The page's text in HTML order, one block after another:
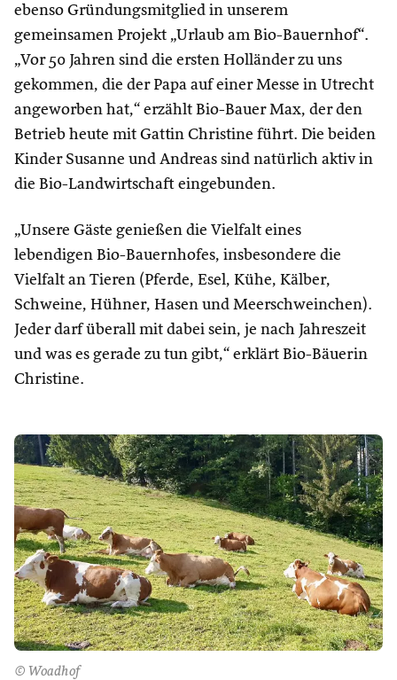
ebenso Gründungsmitglied in unserem
gemeinsamen Projekt „Urlaub am Bio-Bauernhof“.
„Vor 50 Jahren sind die ersten Holländer zu uns
gekommen, die der Papa auf einer Messe in Utrecht
angeworben hat,“ erzählt Bio-Bauer Max, der den
Betrieb heute mit Gattin Christine führt. Die beiden
Kinder Susanne und Andreas sind natürlich aktiv in
die Bio-Landwirtschaft eingebunden.
„Unsere Gäste genießen die Vielfalt eines
lebendigen Bio-Bauernhofes, insbesondere die
Vielfalt an Tieren (Pferde, Esel, Kühe, Kälber,
Schweine, Hühner, Hasen und Meerschweinchen).
Jeder darf überall mit dabei sein, je nach Jahreszeit
und was es gerade zu tun gibt,“ erklärt Bio-Bäuerin
Christine.
© Woadhof